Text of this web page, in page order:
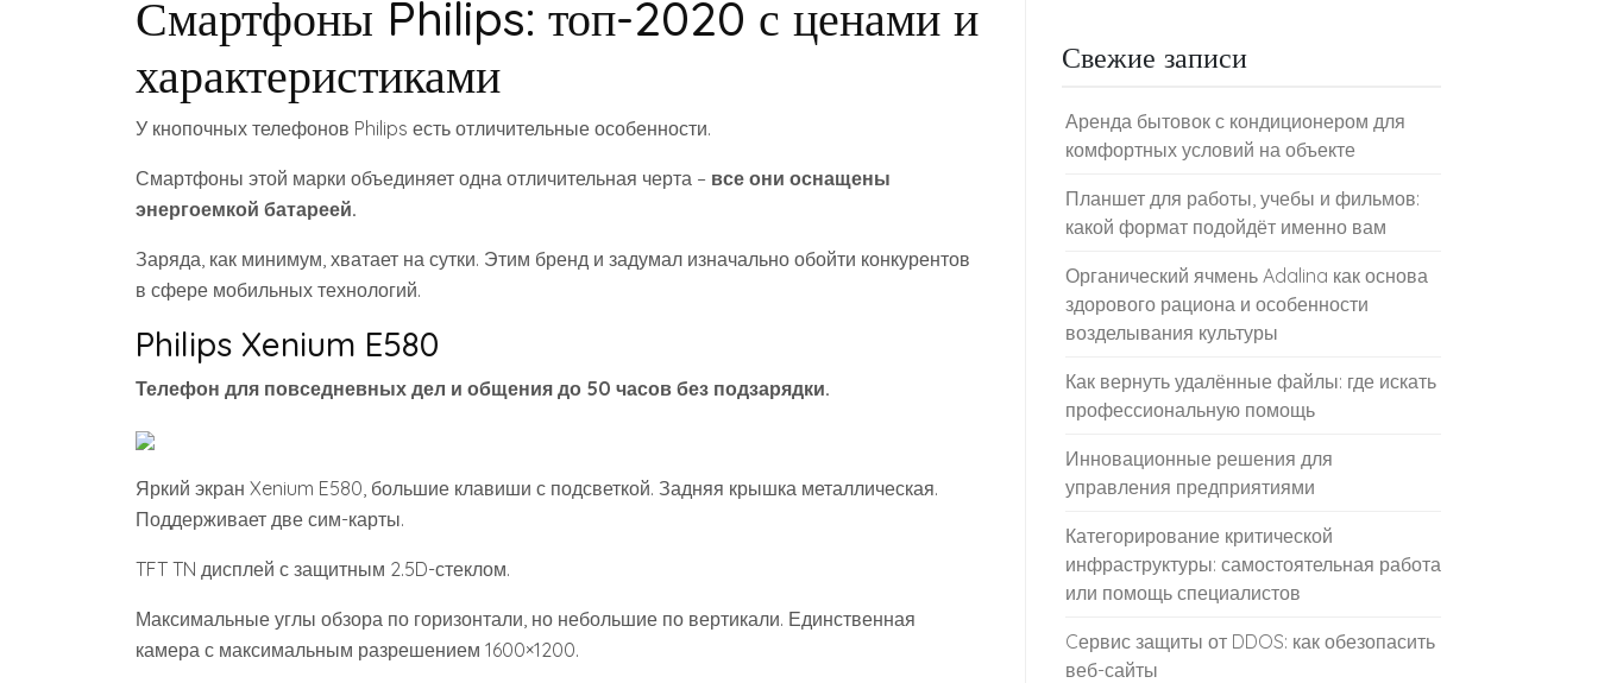
Смартфоны Philips: топ-2020 с ценами и
характеристиками
У кнопочных телефонов Philips есть отличительные особенности.
Смартфоны этой марки объединяет одна отличительная черта – все они оснащены
энергоемкой батареей.
Заряда, как минимум, хватает на сутки. Этим бренд и задумал изначально обойти конкурентов
в сфере мобильных технологий.
Philips Xenium E580
Телефон для повседневных дел и общения до 50 часов без подзарядки.
Яркий экран Xenium E580, большие клавиши с подсветкой. Задняя крышка металлическая.
Поддерживает две сим-карты.
TFT TN дисплей с защитным 2.5D-стеклом.
Максимальные углы обзора по горизонтали, но небольшие по вертикали. Единственная
камера с максимальным разрешением 1600×1200.
Свежие записи
Аренда бытовок с кондиционером для
комфортных условий на объекте
Планшет для работы, учебы и фильмов:
какой формат подойдёт именно вам
Органический ячмень Adalina как основа
здорового рациона и особенности
возделывания культуры
Как вернуть удалённые файлы: где искать
профессиональную помощь
Инновационные решения для
управления предприятиями
Категорирование критической
инфраструктуры: самостоятельная работа
или помощь специалистов
Cервис защиты от DDOS: как обезопасить
веб-сайты